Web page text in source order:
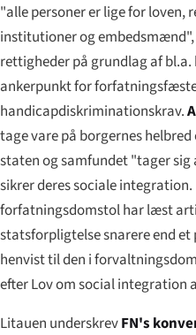
"alle personer er lige for loven,
institutioner og
rettigheder på grundlag af
ankerpunkt for
handicapdiskriminationskrav.
tage vare på borgernes
staten og samfundet "tager
sikrer deres sociale
forfatningsdomstol har læst
statsforpligtelse snarere end
henvist til den i
efter Lov om social integration
Litauen underskrevFN's